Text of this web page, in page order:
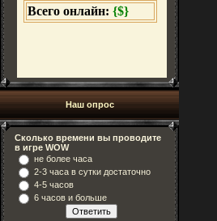
Наш опрос
Сколько времени вы проводите
в игре WOW
не более часа
2-3 часа в сутки достаточно
4-5 часов
6 часов и больше